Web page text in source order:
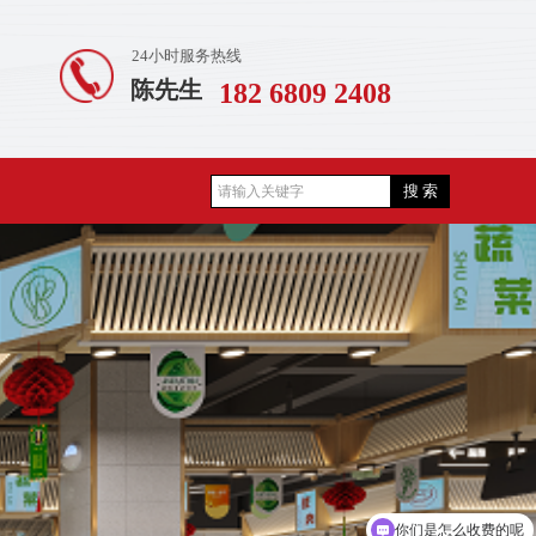
陈先生 182 6809 2408
24小时服务热线
搜 索
你们是怎么收费的呢